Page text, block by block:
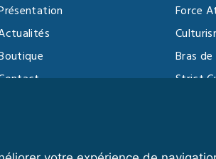
Force
Bras
Strict